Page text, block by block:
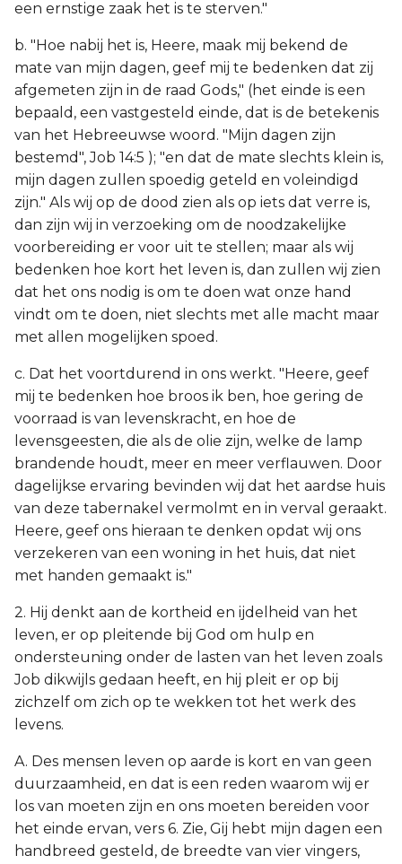
een ernstige zaak het is te sterven."
b. "Hoe nabij het is, Heere, maak mij bekend de
mate van mijn dagen, geef mij te bedenken dat zij
afgemeten zijn in de raad Gods," (het einde is een
bepaald, een vastgesteld einde, dat is de betekenis
van het Hebreeuwse woord. "Mijn dagen zijn
bestemd", Job 14:5 ); "en dat de mate slechts klein is,
mijn dagen zullen spoedig geteld en voleindigd
zijn." Als wij op de dood zien als op iets dat verre is,
dan zijn wij in verzoeking om de noodzakelijke
voorbereiding er voor uit te stellen; maar als wij
bedenken hoe kort het leven is, dan zullen wij zien
dat het ons nodig is om te doen wat onze hand
vindt om te doen, niet slechts met alle macht maar
met allen mogelijken spoed.
c. Dat het voortdurend in ons werkt. "Heere, geef
mij te bedenken hoe broos ik ben, hoe gering de
voorraad is van levenskracht, en hoe de
levensgeesten, die als de olie zijn, welke de lamp
brandende houdt, meer en meer verflauwen. Door
dagelijkse ervaring bevinden wij dat het aardse huis
van deze tabernakel vermolmt en in verval geraakt.
Heere, geef ons hieraan te denken opdat wij ons
verzekeren van een woning in het huis, dat niet
met handen gemaakt is."
2. Hij denkt aan de kortheid en ijdelheid van het
leven, er op pleitende bij God om hulp en
ondersteuning onder de lasten van het leven zoals
Job dikwijls gedaan heeft, en hij pleit er op bij
zichzelf om zich op te wekken tot het werk des
levens.
A. Des mensen leven op aarde is kort en van geen
duurzaamheid, en dat is een reden waarom wij er
los van moeten zijn en ons moeten bereiden voor
het einde ervan, vers 6. Zie, Gij hebt mijn dagen een
handbreed gesteld, de breedte van vier vingers,